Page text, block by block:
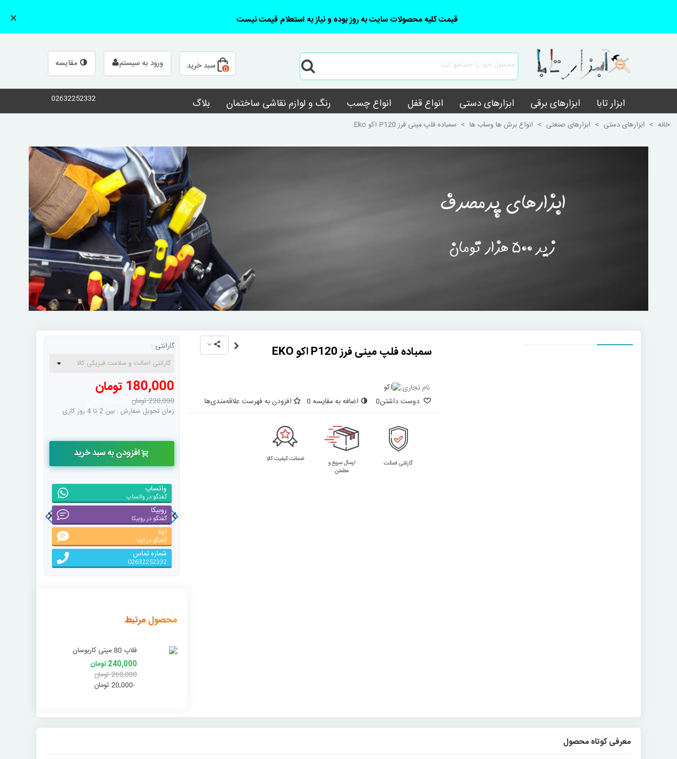
قیمت کلیه محصولات سایت به روز بوده و نیاز به استعلام قیمت نیست ×
0 سبد خرید ورود به سیستم مقایسه
ابزار تابا ابزارهای برقی ابزارهای دستی انواع قفل انواع چسب رنگ و لوازم نقاشی ساختمان بلاگ 02632252332
خانه > ابزارهای دستی > ابزارهای صنعتی > انواع برش ها وساب ها > سمباده فلپ مینی فرز P120 اکو Eko
سمباده فلپ مینی فرز P120 اکو EKO
نام تجاری:
دوست داشتن0 اضافه به مقایسه 0 افزودن به فهرست علاقه‌مندی‌ها
گارانتی اصالت
ارسال سریع و
مطمئن
ضمانت کیفیت کالا
گارانتی :
180,000 تومان
220,000 تومان
زمان تحویل سفارش : بین 2 تا 4 روز کاری
افزودن به سبد خرید
واتساپ
گفتگو در واتساپ
روبیکا
گفتگو در روبیکا
ایتا
گفتگو در ایتا
شماره تماس
02632252332
محصول مرتبط
فلاپ 80 مینی کاربوسان
240,000 تومان
260,000 تومان
-20,000 تومان
معرفی کوتاه محصول